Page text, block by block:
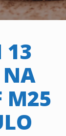
13
NA
M25